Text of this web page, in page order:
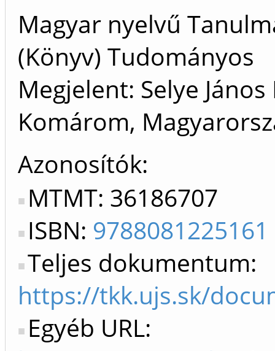
Magyar nyelvű
(Könyv) Tudományos
Megjelent: Selye
Komárom,
Azonosítók
MTMT: 36186707
ISBN: 9788081225161
Teljes dokumentum:
https://tkk.ujs.sk/
Egyéb URL: